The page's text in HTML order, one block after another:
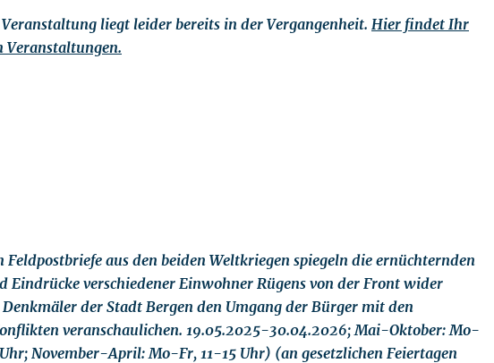
liegt leider bereits in der Vergangenheit. Hier findet Ihr
Veranstaltungen.
Feldpostbriefe aus den beiden Weltkriegen spiegeln die ernüchternden
Eindrücke verschiedener Einwohner Rügens von der Front wider
der Stadt Bergen den Umgang der Bürger mit den
veranschaulichen. 19.05.2025-30.04.2026; Mai-Oktober: Mo-
November-April: Mo-Fr, 11-15 Uhr) (an gesetzlichen Feiertagen